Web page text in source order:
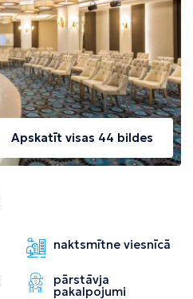
Apskatīt visas 44 bildes
naktsmītne viesnīcā
pārstāvja
pakalpojumi